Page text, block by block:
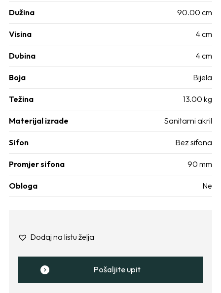
Dužina 90.00 cm
Visina 4 cm
Dubina 4 cm
Boja Bijela
Težina 13.00 kg
Materijal izrade Sanitarni akril
Sifon Bez sifona
Promjer sifona 90 mm
Obloga Ne
Dodaj na listu želja
Pošaljite upit